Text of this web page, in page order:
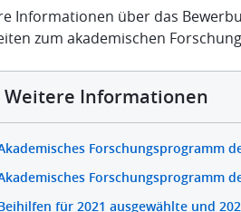
Informationen über das
zum akademischen
Weitere Informationen
Forschungsprogramm
Forschungsprogramm
für 2021 ausgewählte und